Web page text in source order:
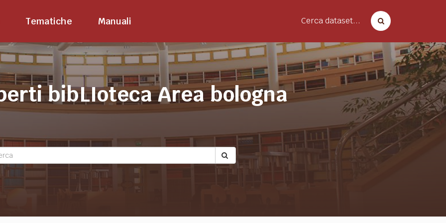
Tematiche Manuali Cerca dataset...
bibLIoteca Area bologna